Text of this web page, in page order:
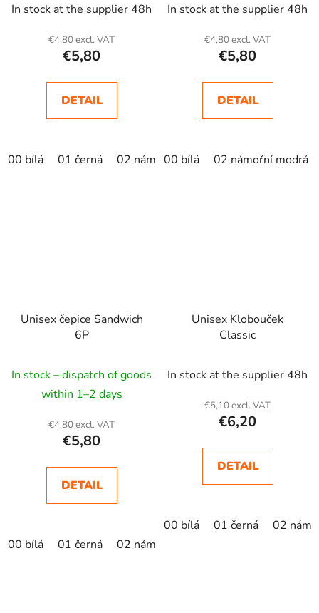
In stock at the supplier 48h
€4,80 excl. VAT
€5,80
DETAIL
00 bílá 01 černá 02 námořní modrá 05 královská
In stock at the supplier 48h
€4,80 excl. VAT
€5,80
DETAIL
00 bílá 02 námořní modrá
Unisex čepice Sandwich
6P
In stock – dispatch of goods
within 1–2 days
€4,80 excl. VAT
€5,80
DETAIL
00 bílá 01 černá 02 námořní modrá
Unisex Klobouček
Classic
In stock at the supplier 48h
€5,10 excl. VAT
€6,20
DETAIL
00 bílá 01 černá 02